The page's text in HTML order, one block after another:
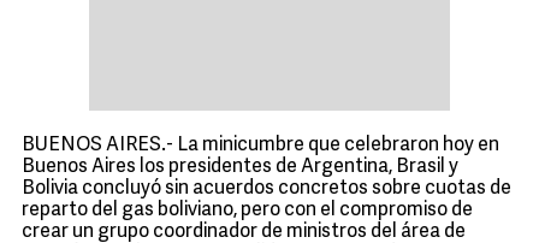
BUENOS AIRES.- La minicumbre que celebraron hoy en
Buenos Aires los presidentes de Argentina, Brasil y
Bolivia concluyó sin acuerdos concretos sobre cuotas de
reparto del gas boliviano, pero con el compromiso de
crear un grupo coordinador de ministros del área de